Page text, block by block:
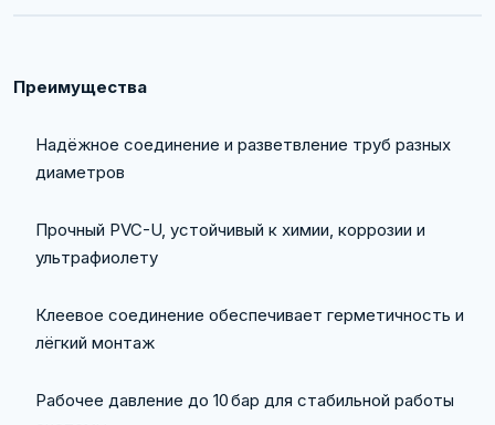
Преимущества
Надёжное соединение и разветвление труб разных
диаметров
Прочный PVC-U, устойчивый к химии, коррозии и
ультрафиолету
Клеевое соединение обеспечивает герметичность и
лёгкий монтаж
Рабочее давление до 10 бар для стабильной работы